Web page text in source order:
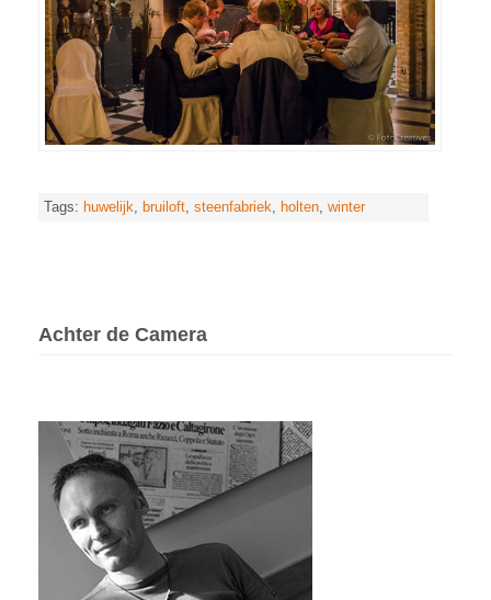
Tags: huwelijk, bruiloft, steenfabriek, holten, winter
Achter de Camera